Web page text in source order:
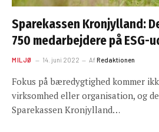
Sparekassen Kronjylland:
750 medarbejdere på ESG-
MILJØ 14. juni 2022 AfRedaktionen
Fokus på bæredygtighed kommer
virksomhed eller organisation, og
Sparekassen Kronjylland…